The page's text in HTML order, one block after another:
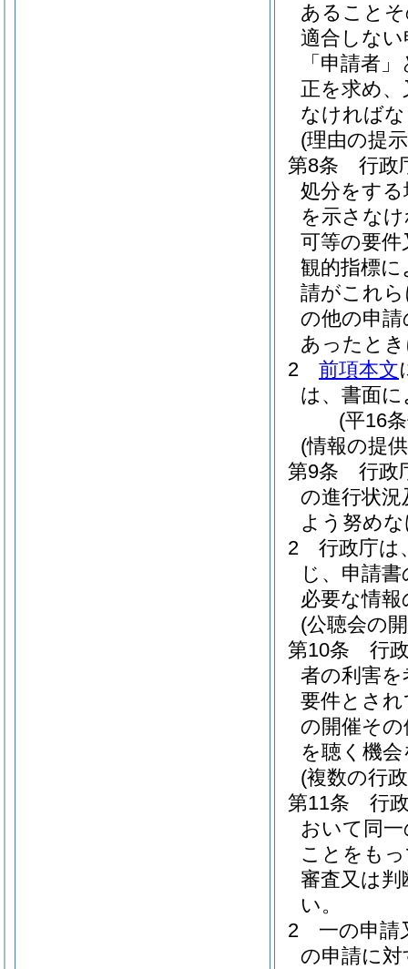
あること
適合しな
「申請者
正を求め
なければ
(理由の提
第8条
行政
処分をす
を示さな
可等の要
観的指標
請がこれ
の他の申
あったと
2
前項本文
は、書面
(平16
(情報の提
第9条
行政
の進行状
よう努め
2
行政庁は
じ、申請
必要な情
(公聴会の
第10条
行
者の利害
要件とさ
の開催そ
を聴く機
(複数の行
第11条
行
おいて同
ことをも
審査又は
い。
2
一の申請
の申請に